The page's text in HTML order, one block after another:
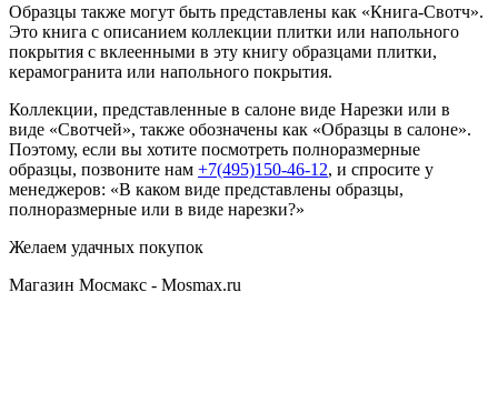
Образцы также могут быть представлены как «Книга-Свотч».
Это книга с описанием коллекции плитки или напольного
покрытия с вклеенными в эту книгу образцами плитки,
керамогранита или напольного покрытия.
Коллекции, представленные в салоне виде Нарезки или в
виде «Свотчей», также обозначены как «Образцы в салоне».
Поэтому, если вы хотите посмотреть полноразмерные
образцы, позвоните нам +7(495)150-46-12, и спросите у
менеджеров: «В каком виде представлены образцы,
полноразмерные или в виде нарезки?»
Желаем удачных покупок
Магазин Мосмакс - Mosmax.ru